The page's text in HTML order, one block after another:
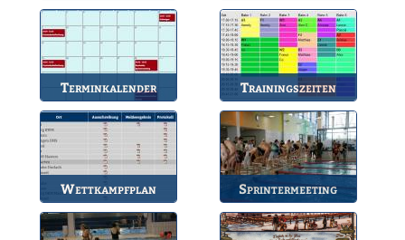
Anlaufstelle für alle
So können Sie uns
erreichen.
Terminkalender
Die Termine des BSV.
Trainingszeiten
Bahnbelegungen der
Gruppen.
Wettkampfplan
Übersicht der aktuellen
Wettkämpfe.
Sprintermeeting
Jährlicher Wettkampf
des BSV.